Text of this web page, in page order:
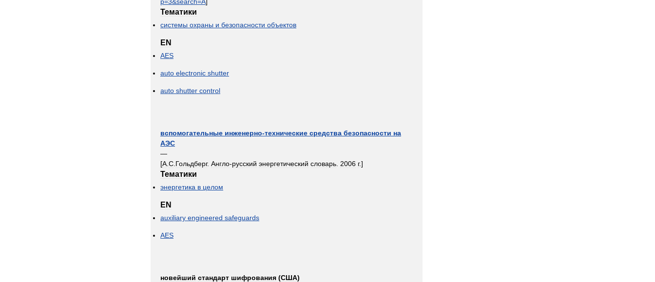
Тематики
системы охраны и безопасности объектов
EN
AES
auto electronic shutter
auto shutter control
вспомогательные инженерно-технические средства безопасности на
АЭС
—
[А С Гольдберг. Англо-русский энергетический словарь 2006 г.]
Тематики
энергетика в целом
EN
auxiliary engineered safeguards
AES
новейший стандарт шифрования (США)